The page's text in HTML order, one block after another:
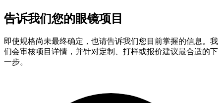
告诉我们您的眼镜项目
即使规格尚未最终确定，也请告诉我们您目前掌握的信息。我
们会审核项目详情，并针对定制、打样或报价建议最合适的下
一步。